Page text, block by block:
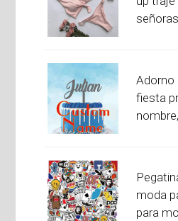
Adorno
fiesta
moda
para